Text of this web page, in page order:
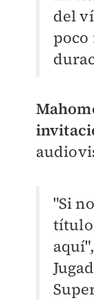
del
poco
"Si